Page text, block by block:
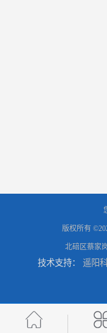
版权所有
北碚区蔡家
技术支持： 遥阳